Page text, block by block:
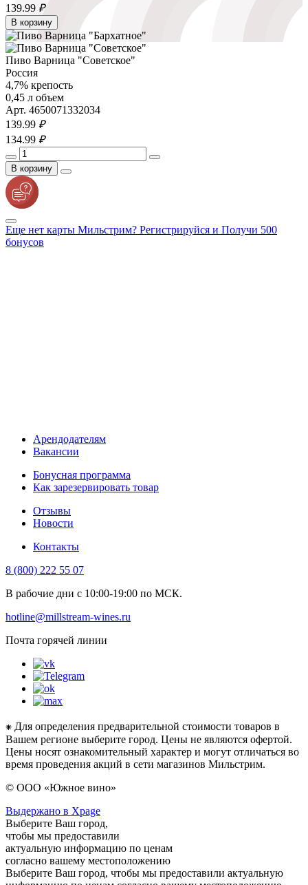
139.99 ₽
В корзину
Пиво Варница "Советское"
Россия
4,7% крепость
0,45 л объем
Арт. 4650071332034
139.99 ₽
134.99 ₽
В корзину
Еще нет карты Мильстрим? Регистрируйся и Получи 500
бонусов
Арендодателям
Вакансии
Бонусная программа
Как зарезервировать товар
Отзывы
Новости
Контакты
8 (800) 222 55 07
В рабочие дни с 10:00-19:00 по МСК.
hotline@millstream-wines.ru
Почта горячей линии
⁕ Для определения предварительной стоимости товаров в
Вашем регионе выберите город. Цены не являются офертой.
Цены носят ознакомительный характер и могут отличаться во
время проведения акций в сети магазинов Мильстрим.
© ООО «Южное вино»
Выдержано в Xpage
Выберите Ваш город,
чтобы мы предоставили
актуальную информацию по ценам
согласно вашему местоположению
Выберите Ваш город, чтобы мы предоставили актуальную